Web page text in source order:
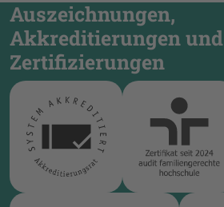
Auszeichnungen,
Akkreditierungen und
Zertifizierungen